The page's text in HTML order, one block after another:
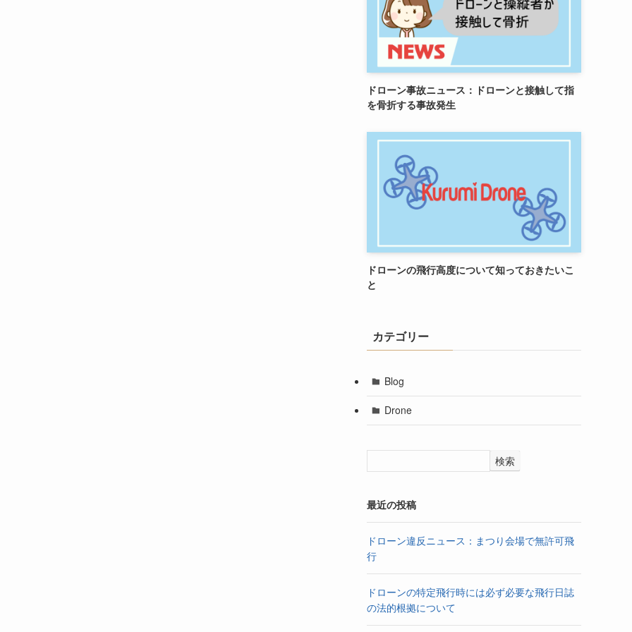
ドローン事故ニュース：ドローンと接触して指
を骨折する事故発生
ドローンの飛行高度について知っておきたいこ
と
カテゴリー
Blog
Drone
検索
最近の投稿
ドローン違反ニュース：まつり会場で無許可飛
行
ドローンの特定飛行時には必ず必要な飛行日誌
の法的根拠について